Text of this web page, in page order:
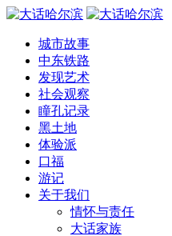
城市故事
中东铁路
发现艺术
社会观察
瞳孔记录
黑土地
体验派
口福
游记
关于我们
情怀与责任
大话家族